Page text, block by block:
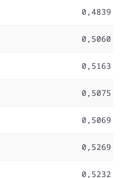
0,4839
0,5060
0,5163
0,5075
0,5069
0,5269
0,5232